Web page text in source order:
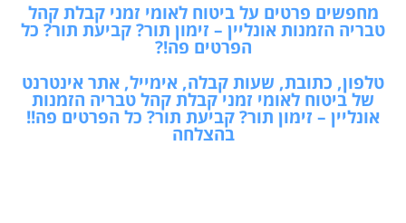
מחפשים פרטים על ביטוח לאומי זמני קבלת קהל
טבריה הזמנות אונליין – זימון תור? קביעת תור? כל
הפרטים פה!?
טלפון, כתובת, שעות קבלה, אימייל, אתר אינטרנט
של ביטוח לאומי זמני קבלת קהל טבריה הזמנות
אונליין – זימון תור? קביעת תור? כל הפרטים פה!!
בהצלחה